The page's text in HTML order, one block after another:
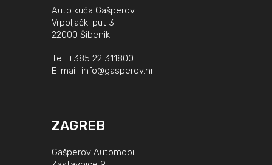
Auto kuća Gašperov
Vrpoljački put 3
22000 Šibenik
Tel: +385 22 311800
E-mail: info@gasperov.hr
ZAGREB
Gašperov Automobili